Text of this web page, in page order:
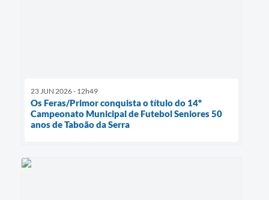
23 JUN 2026 - 12h49
Os Feras/Primor conquista o título do 14º
Campeonato Municipal de Futebol Seniores 50
anos de Taboão da Serra